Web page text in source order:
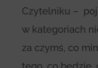
Czytelniku –
w kategoriach
za czymś, co